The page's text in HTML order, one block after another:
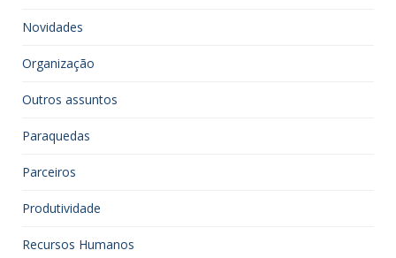
Novidades
Organização
Outros assuntos
Paraquedas
Parceiros
Produtividade
Recursos Humanos